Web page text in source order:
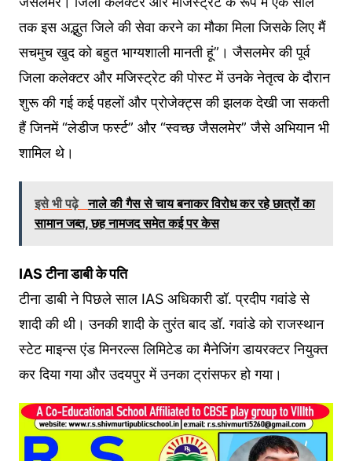
तक इस अद्भुत जिले की सेवा करने का मौका मिला जिसके लिए मैं
सचमुच खुद को बहुत भाग्यशाली मानती हूं”। जैसलमेर की पूर्व
जिला कलेक्टर और मजिस्ट्रेट की पोस्ट में उनके नेतृत्व के दौरान
शुरू की गई कई पहलों और प्रोजेक्ट्स की झलक देखी जा सकती
हैं जिनमें “लेडीज फर्स्ट” और “स्वच्छ जैसलमेर” जैसे अभियान भी
शामिल थे।
इसे भी पढ़े नाले की गैस से चाय बनाकर विरोध कर रहे छात्रों का
सामान जब्त, छह नामजद समेत कई पर केस
IAS टीना डाबी के पति
टीना डाबी ने पिछले साल IAS अधिकारी डॉ. प्रदीप गवांडे से
शादी की थी। उनकी शादी के तुरंत बाद डॉ. गवांडे को राजस्थान
स्टेट माइन्स एंड मिनरल्स लिमिटेड का मैनेजिंग डायरक्टर नियुक्त
कर दिया गया और उदयपुर में उनका ट्रांसफर हो गया।